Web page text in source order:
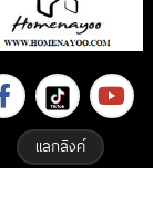
แลกลิงค์